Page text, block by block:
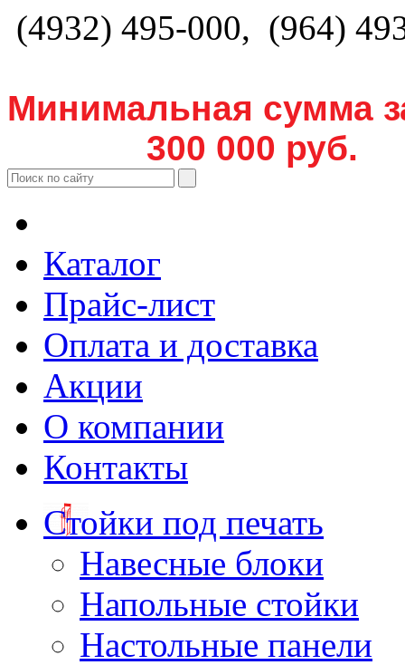
(4932) 495-000, (964)
Минимальная сумма
300 000 руб.
Каталог
Прайс-лист
Оплата и доставка
Акции
О компании
Контакты
Стойки под печать
Навесные блоки
Напольные стойки
Настольные панели